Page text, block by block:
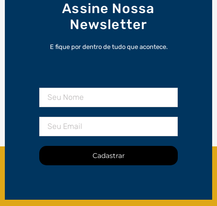
Assine Nossa
Newsletter
E fique por dentro de tudo que acontece.
Cadastrar